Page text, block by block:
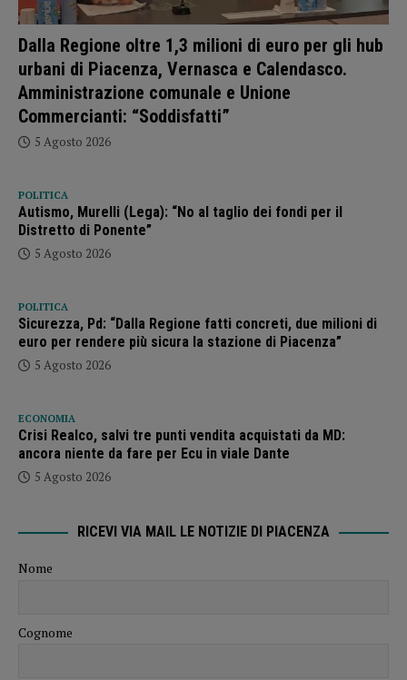
Dalla Regione oltre 1,3 milioni di euro per gli hub
urbani di Piacenza, Vernasca e Calendasco.
Amministrazione comunale e Unione
Commercianti: “Soddisfatti”
5 Agosto 2026
POLITICA
Autismo, Murelli (Lega): “No al taglio dei fondi per il
Distretto di Ponente”
5 Agosto 2026
POLITICA
Sicurezza, Pd: “Dalla Regione fatti concreti, due milioni di
euro per rendere più sicura la stazione di Piacenza”
5 Agosto 2026
ECONOMIA
Crisi Realco, salvi tre punti vendita acquistati da MD:
ancora niente da fare per Ecu in viale Dante
5 Agosto 2026
RICEVI VIA MAIL LE NOTIZIE DI PIACENZA
Nome
Cognome